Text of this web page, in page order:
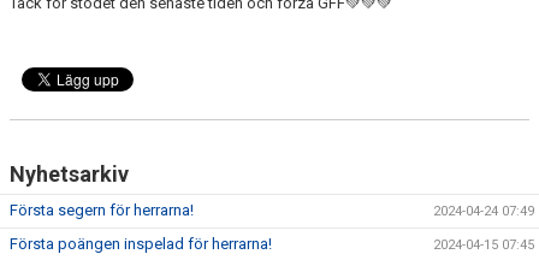
Nyhetsarkiv
Första segern för herrarna! 2024-04-24 07:49
Första poängen inspelad för herrarna! 2024-04-15 07:45